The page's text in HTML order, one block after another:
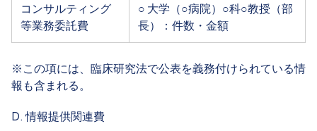
コンサルティング
等業務委託費
○ 大学（○病院）○科○教授（部
長）：件数・金額
※この項には、臨床研究法で公表を義務付けられている情
報も含まれる。
D. 情報提供関連費